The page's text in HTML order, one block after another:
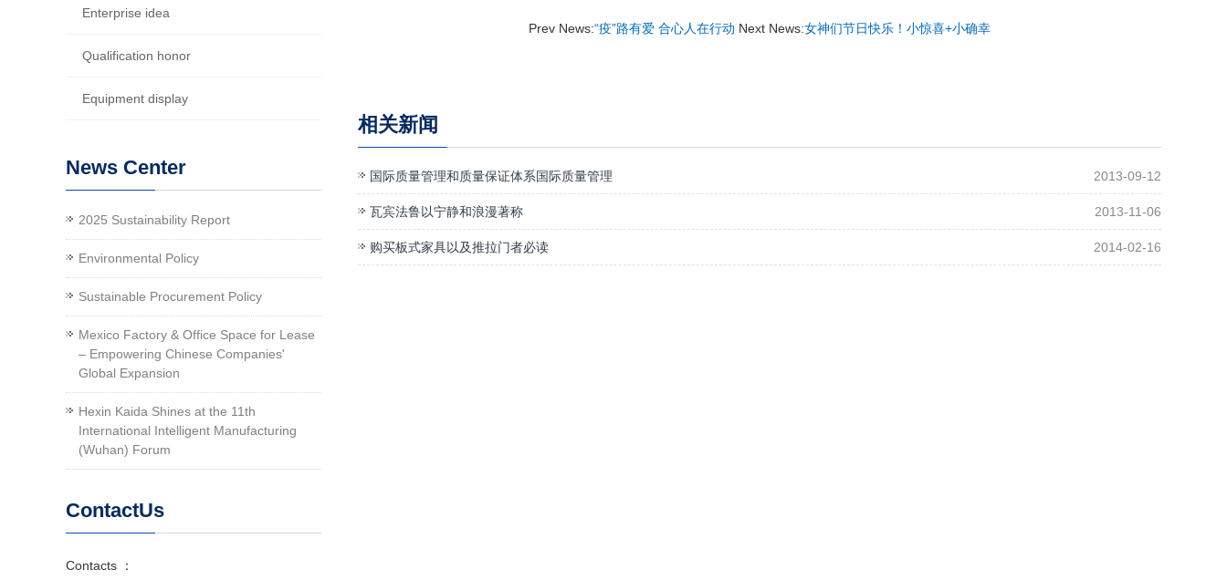
Prev News:“疫”路有爱 合心人在行动 Next News:女神们节日快乐！小惊喜+小确幸
相关新闻
国际质量管理和质量保证体系国际质量管理 2013-09-12
瓦宾法鲁以宁静和浪漫著称 2013-11-06
购买板式家具以及推拉门者必读 2014-02-16
Enterprise idea
Qualification honor
Equipment display
News Center
2025 Sustainability Report
Environmental Policy
Sustainable Procurement Policy
Mexico Factory & Office Space for Lease
– Empowering Chinese Companies'
Global Expansion
Hexin Kaida Shines at the 11th
International Intelligent Manufacturing
(Wuhan) Forum
ContactUs
Contacts ：